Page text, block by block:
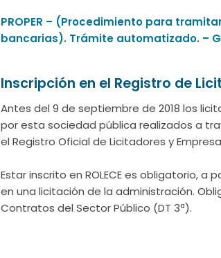
PROPER – (Procedimiento para
bancarias). Trámite automatizado. –
Inscripción en el Registro de
Antes del 9 de septiembre de 2018 los
por esta sociedad pública realizados a
el Registro Oficial de Licitadores y
Estar inscrito en ROLECE es obligatorio,
en una licitación de la administración.
Contratos del Sector Público (DT 3ª).